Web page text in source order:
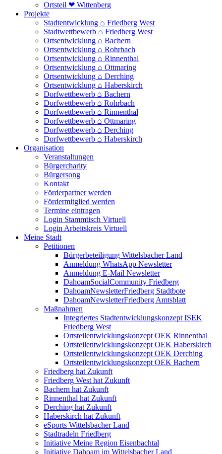
Ortsteil ❤ Wittenberg
Projekte
Stadtentwicklung ⌂ Friedberg West
Stadtwettbewerb ⌂ Friedberg West
Ortsentwicklung ⌂ Bachern
Ortsentwicklung ⌂ Rohrbach
Ortsentwicklung ⌂ Rinnenthal
Ortsentwicklung ⌂ Ottmaring
Ortsentwicklung ⌂ Derching
Ortsentwicklung ⌂ Haberskirch
Dorfwettbewerb ⌂ Bachern
Dorfwettbewerb ⌂ Rohrbach
Dorfwettbewerb ⌂ Rinnenthal
Dorfwettbewerb ⌂ Ottmaring
Dorfwettbewerb ⌂ Derching
Dorfwettbewerb ⌂ Haberskirch
Organisation
Veranstaltungen
Bürgercharity
Bürgersong
Kontakt
Förderpartner werden
Fördermitglied werden
Termine eintragen
Login Stammtisch Virtuell
Login Arbeitskreis Virtuell
Meine Stadt
Petitionen
Bürgerbeteiligung Wittelsbacher Land
Anmeldung WhatsApp Newsletter
Anmeldung E-Mail Newsletter
DahoamSocialCommunity Friedberg
DahoamNewsletterFriedberg Stadtbote
DahoamNewsletterFriedberg Amtsblatt
Maßnahmen
Integriertes Stadtentwicklungskonzept ISEK
Friedberg West
Ortsteilentwicklungskonzept OEK Rinnenthal
Ortsteilentwicklungskonzept OEK Haberskirch
Ortsteilentwicklungskonzept OEK Derching
Ortsteilentwicklungskonzept OEK Bachern
Friedberg hat Zukunft
Friedberg West hat Zukunft
Bachern hat Zukunft
Rinnenthal hat Zukunft
Derching hat Zukunft
Haberskirch hat Zukunft
eSports Wittelsbacher Land
Stadtradeln Friedberg
Initiative Meine Region Eisenbachtal
Initiative Dahoam im Wittelsbacher Land